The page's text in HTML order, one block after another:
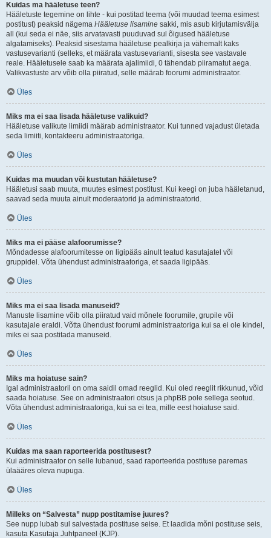
Kuidas ma hääletuse teen?
Hääletuste tegemine on lihte - kui postitad teema (või muudad teema esimest
postitust) peaksid nägema Hääletuse lisamine sakki, mis asub kirjutamisvälja
all (kui seda ei näe, siis arvatavasti puuduvad sul õigused hääletuse
algatamiseks). Peaksid sisestama hääletuse pealkirja ja vähemalt kaks
vastusevarianti (selleks, et määrata vastusevarianti, sisesta see vastavale
reale. Hääletusele saab ka määrata ajalimiidi, 0 tähendab piiramatut aega.
Valikvastuste arv võib olla piiratud, selle määrab foorumi administraator.
Üles
Miks ma ei saa lisada hääletuse valikuid?
Hääletuse valikute limiidi määrab administraator. Kui tunned vajadust ületada
seda limiiti, kontakteeru administraatoriga.
Üles
Kuidas ma muudan või kustutan hääletuse?
Hääletusi saab muuta, muutes esimest postitust. Kui keegi on juba hääletanud,
saavad seda muuta ainult moderaatorid ja administraatorid.
Üles
Miks ma ei pääse alafoorumisse?
Mõndadesse alafoorumitesse on ligipääs ainult teatud kasutajatel või
gruppidel. Võta ühendust administraatoriga, et saada ligipääs.
Üles
Miks ma ei saa lisada manuseid?
Manuste lisamine võib olla piiratud vaid mõnele foorumile, grupile või
kasutajale eraldi. Võtta ühendust foorumi administraatoriga kui sa ei ole kindel,
miks ei saa postitada manuseid.
Üles
Miks ma hoiatuse sain?
Igal administraatoril on oma saidil omad reeglid. Kui oled reeglit rikkunud, võid
saada hoiatuse. See on administraatori otsus ja phpBB pole sellega seotud.
Võta ühendust administraatoriga, kui sa ei tea, mille eest hoiatuse said.
Üles
Kuidas ma saan raporteerida postitusest?
Kui administraator on selle lubanud, saad raporteerida postituse paremas
ülaääres oleva nupuga.
Üles
Milleks on “Salvesta” nupp postitamise juures?
See nupp lubab sul salvestada postituse seise. Et laadida mõni postituse seis,
kasuta Kasutaja Juhtpaneel (KJP).